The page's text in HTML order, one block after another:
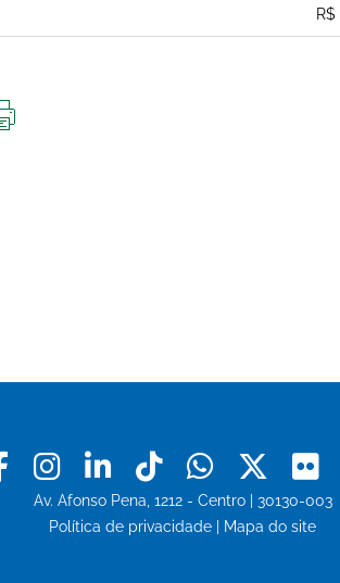
R$
Facebook
Instagram
LinkedinTiktok X
Av. Afonso Pena, 1212 - Centro | 30130-003
Política de privacidade
Mapa do site